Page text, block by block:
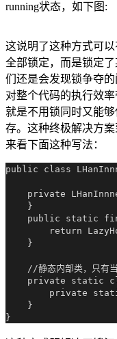
running状态，如下图:
这说明了这种方式可
全部锁定，而是锁定
们还是会发现锁争夺
对整个代码的执行效
就是不用锁同时又能
存。这种终极解决方
来看下面这种写法：
public class
private
    }
public static
return
    }
//静态内部类，只有
private static
private
    }